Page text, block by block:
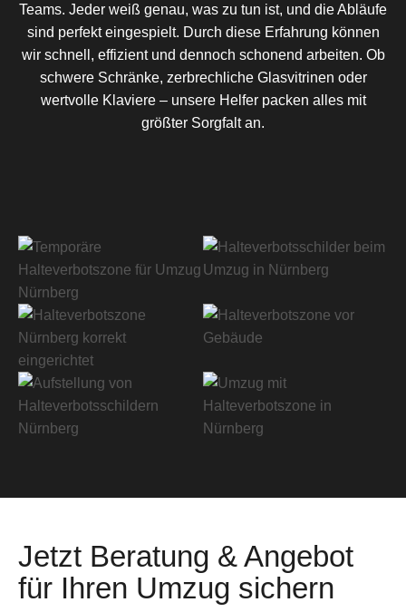
Teams. Jeder weiß genau, was zu tun ist, und die Abläufe
sind perfekt eingespielt. Durch diese Erfahrung können
wir schnell, effizient und dennoch schonend arbeiten. Ob
schwere Schränke, zerbrechliche Glasvitrinen oder
wertvolle Klaviere – unsere Helfer packen alles mit
größter Sorgfalt an.
Jetzt Beratung & Angebot
für Ihren Umzug sichern